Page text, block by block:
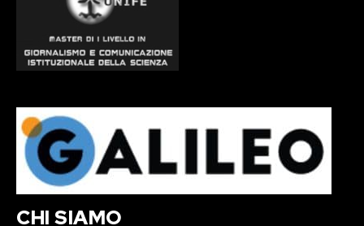
CHI SIAMO